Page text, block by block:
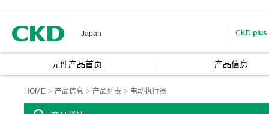
Japan CKD plus
元件产品首页 产品信息
HOME 产品信息 产品列表 电动执行器